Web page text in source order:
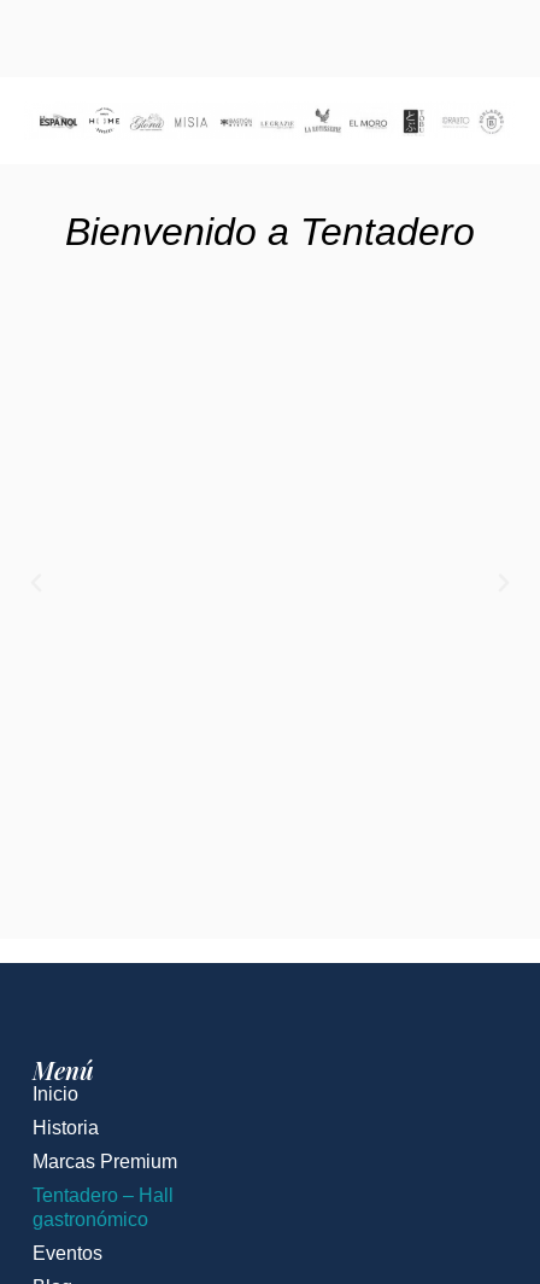
Bienvenido a Tentadero
Menú
Inicio
Historia
Marcas Premium
Tentadero – Hall
gastronómico
Eventos